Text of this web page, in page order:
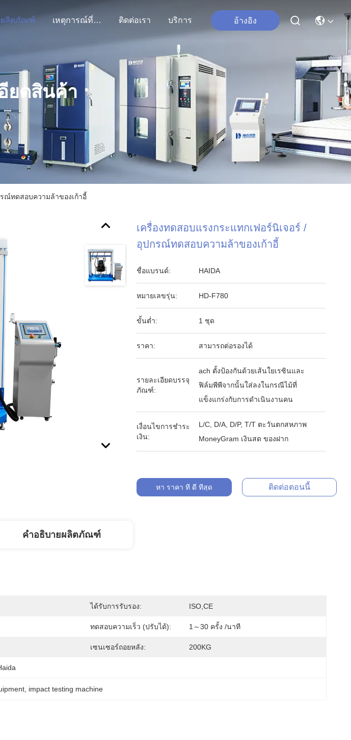
ผลิตภัณฑ์ เหตุการณ์ที่เกิดขึ้น ติดต่อเรา บริการ อ้างอิง
ยดสินค้า
ณ์ทดสอบความล้าของเก้าอี้
เครื่องทดสอบแรงกระแทกเฟอร์นิเจอร์ /
อุปกรณ์ทดสอบความล้าของเก้าอี้
ชื่อแบรนด์: HAIDA
หมายเลขรุ่น: HD-F780
ขั้นต่ำ: 1 ชุด
ราคา: สามารถต่อรองได้
รายละเอียดบรรจุ
ภัณฑ์:
ach ตั้งป้องกันด้วยเส้นใยเรซินและ
ฟิล์มพีพีจากนั้นใส่ลงในกรณีไม้ที่
แข็งแกร่งกับการดำเนินงานคน
เงื่อนไขการชำระ
เงิน:
L/C, D/A, D/P, T/T ตะวันตกสหภาพ
MoneyGram เงินสด ของฝาก
หา ราคา ที่ ดี ที่สุด ติดต่อตอนนี้
คำอธิบายผลิตภัณฑ์
ได้รับการรับรอง: ISO,CE
ทดสอบความเร็ว (ปรับได้): 1～30 ครั้ง /นาที
เซนเซอร์ถอยหลัง: 200KG
impact testing machine